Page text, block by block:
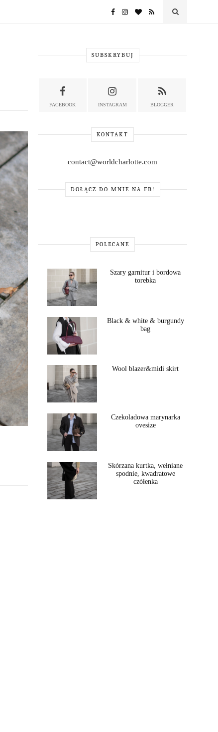
SUBSKRYBUJ
FACEBOOK INSTAGRAM BLOGGER
KONTAKT
contact@worldcharlotte.com
DOŁĄCZ DO MNIE NA FB!
POLECANE
Szary garnitur i bordowa
torebka
Black & white & burgundy
bag
Wool blazer&midi skirt
Czekoladowa marynarka
ovesize
Skórzana kurtka, wełniane
spodnie, kwadratowe
czółenka